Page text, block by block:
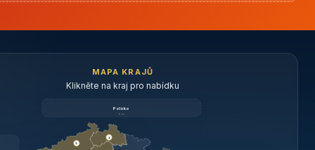
MAPA KRAJŮ
Klikněte na kraj pro nabídku
Polsko
brzy
3
3